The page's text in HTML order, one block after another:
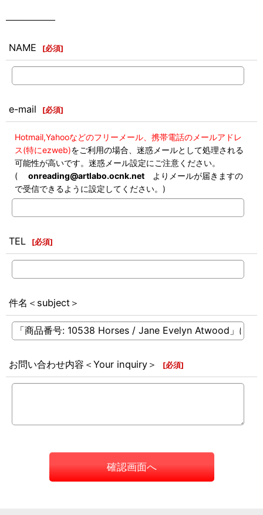
――――――
NAME [必須]
e-mail [必須]
Hotmail,Yahooなどのフリーメール、携帯電話のメールアドレ
ス(特にezweb)をご利用の場合、迷惑メールとして処理される
可能性が高いです。迷惑メール設定にご注意ください。
( onreading@artlabo.ocnk.net よりメールが届きますの
で受信できるように設定してください。)
TEL [必須]
件名＜subject＞
お問い合わせ内容＜Your inquiry＞ [必須]
確認画面へ